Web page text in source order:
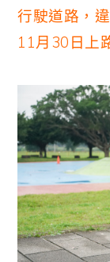
行駛道路，
11月30日上